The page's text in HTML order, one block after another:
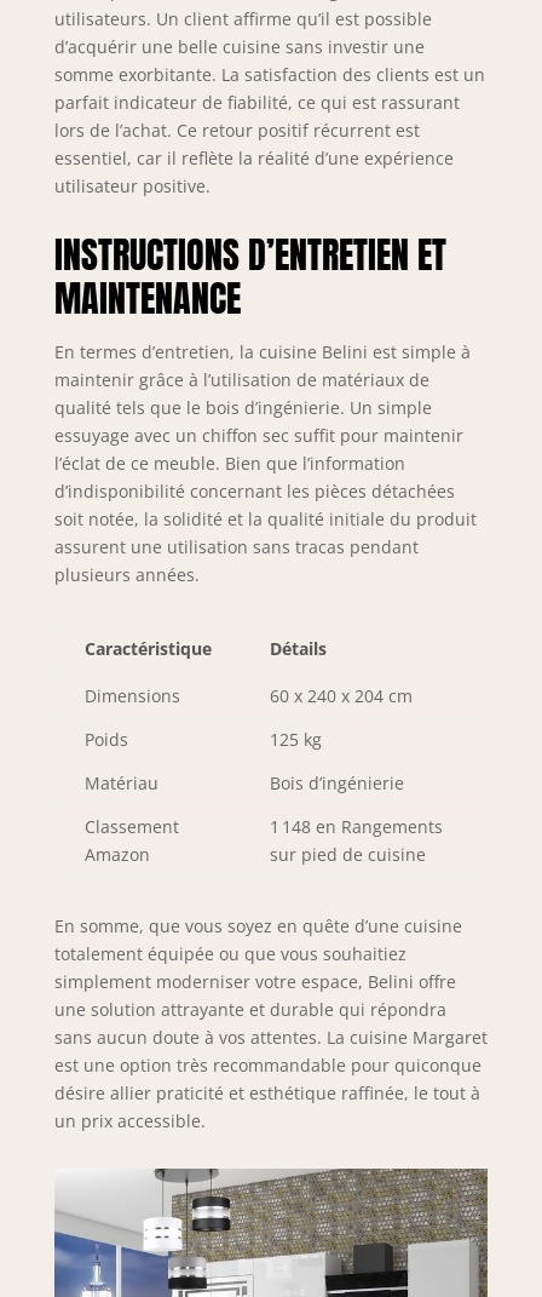
& ORGANISATION –
Organisation
intégrée des
couverts en
polymère ABS
visibilité optimale
l’espace. Design
ergonomique pour
organisation
parfaite au
quotidien.
SYSTÈME DE
PROTECTION
NEXUS PRO++ &
LONGÉVITÉ – Les
chants en
polymère ABS
surfaces contre les
et l’usure. Le
système PRO+
prolonge
significativement la
meubles de
cuisine et garantit
NEXUS ALUMINIUM
& DESIGN –
Poignées haut de
gamme en
aluminium brossé
avec revêtement
galvanique pour
Les pieds réglables
en hauteur
compensent les
irrégularités du sol
et assurent une
utilisateurs. Un client affirme qu’il est possible
d’acquérir une belle cuisine sans investir une
somme exorbitante. La satisfaction des clients est un
parfait indicateur de fiabilité, ce qui est rassurant
lors de l’achat. Ce retour positif récurrent est
essentiel, car il reflète la réalité d’une expérience
utilisateur positive.
INSTRUCTIONS D’ENTRETIEN ET
MAINTENANCE
En termes d’entretien, la cuisine Belini est simple à
maintenir grâce à l’utilisation de matériaux de
qualité tels que le bois d’ingénierie. Un simple
essuyage avec un chiffon sec suffit pour maintenir
l’éclat de ce meuble. Bien que l’information
d’indisponibilité concernant les pièces détachées
soit notée, la solidité et la qualité initiale du produit
assurent une utilisation sans tracas pendant
plusieurs années.
Caractéristique Détails
Dimensions
60 x 240 x 204 cm
Poids
125 kg
Matériau
Bois d’ingénierie
Classement
Amazon
1 148 en Rangements
sur pied de cuisine
En somme, que vous soyez en quête d’une cuisine
totalement équipée ou que vous souhaitiez
simplement moderniser votre espace, Belini offre
une solution attrayante et durable qui répondra
sans aucun doute à vos attentes. La cuisine Margaret
est une option très recommandable pour quiconque
désire allier praticité et esthétique raffinée, le tout à
un prix accessible.